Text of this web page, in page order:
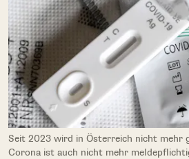
Seit 2023 wird in Österreich nicht mehr
Corona ist auch nicht mehr